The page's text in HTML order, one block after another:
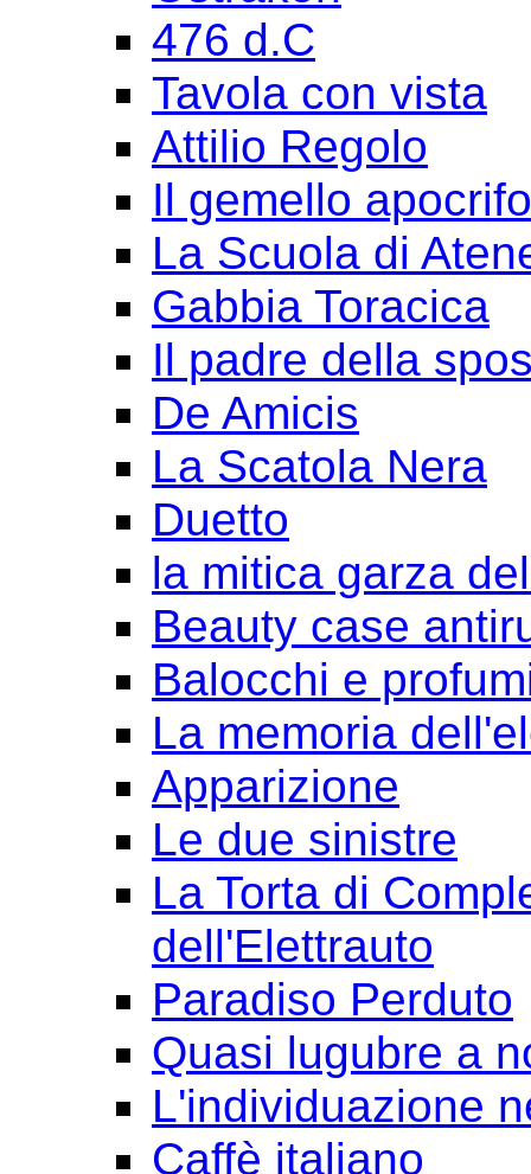
476 d.C
Tavola con vista
Attilio Regolo
Il gemello apocrifo
La Scuola di
Gabbia Toracica
Il padre della
De Amicis
La Scatola Nera
Duetto
la mitica garza
Beauty case
Balocchi e
La memoria
Apparizione
Le due sinistre
La Torta di
dell'Elettrauto
Paradiso Perduto
Quasi lugubre a
L'individuazione
Caffè italiano